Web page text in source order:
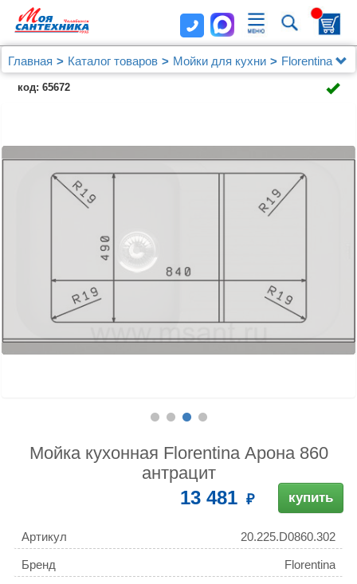
Главная Каталог товаров Мойки для кухни
Florentina
Мойка кухонная Florentina Арона 860 антрацит
код: 65672
Мойка кухонная Florentina Арона 860
антрацит
13 481 купить
Артикул 20.225.D0860.302
Бренд Florentina